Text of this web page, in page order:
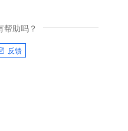
帮助吗？
反馈